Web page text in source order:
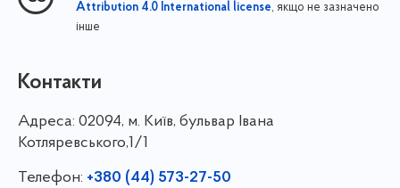
Attribution 4.0 International license, якщо не зазначено
інше
Контакти
Адреса: 02094, м. Київ, бульвар Івана
Котляревського,1/1
Телефон: +380 (44) 573-27-50